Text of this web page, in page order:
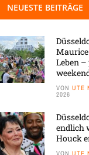
NEUESTE BEITRÄGE
Leben
VON UTE
2026
endlich
Houck
VON UTE